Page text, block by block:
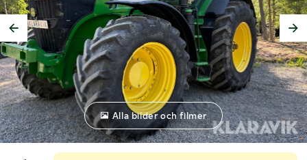
Alla bilder och filmer